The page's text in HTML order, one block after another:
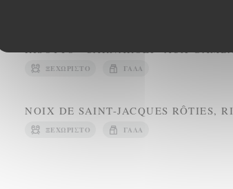
RISOTTO “CARNAROLI” AUX
ΞΕΧΩΡΙΣΤΌ ΓΆΛΑ
NOIX DE SAINT-JACQUES RÔTIES,
ΞΕΧΩΡΙΣΤΌ ΓΆΛΑ